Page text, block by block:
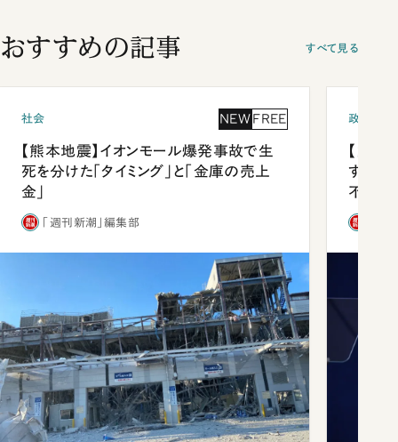
おすすめの記事 すべて見る
社会 NEW FREE
【熊本地震】イオンモール爆発事故で生
死を分けた「タイミング」と「金庫の売上
金」
「週刊新潮」編集部
政治
【内閣
する人
不仲説